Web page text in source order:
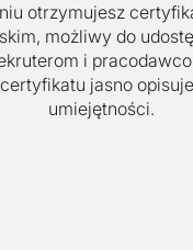
otrzymujesz
możliwy do
i
jasno
umiejętności.